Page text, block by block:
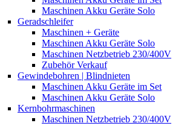
Maschinen Akku Geräte Solo
Geradschleifer
Maschinen + Geräte
Maschinen Akku Geräte Solo
Maschinen Netzbetrieb 230/400V
Zubehör Verkauf
Gewindebohren | Blindnieten
Maschinen Akku Geräte im Set
Maschinen Akku Geräte Solo
Kernbohrmaschinen
Maschinen Netzbetrieb 230/400V